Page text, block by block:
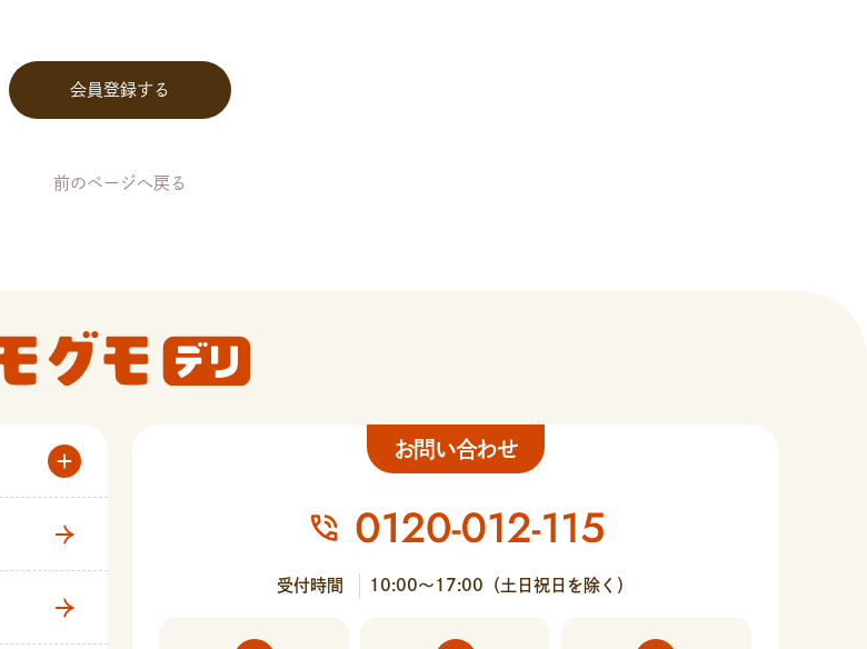
前のページへ戻る
お問い合わせ
受付時間 10:00〜17:00（土日祝日を除く）